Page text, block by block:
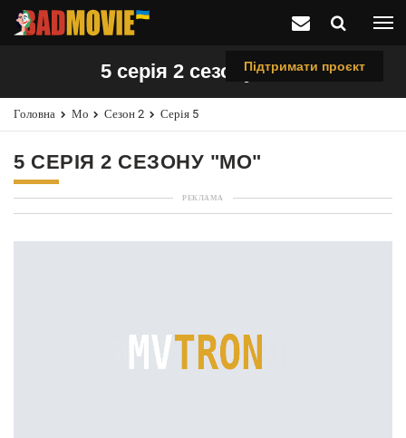
Підтримати проєкт
5 серія 2 сезону "Мо"
Головна Мо Сезон 2 Серія 5
5 СЕРІЯ 2 СЕЗОНУ "МО"
РЕКЛАМА